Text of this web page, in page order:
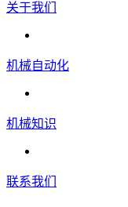
关于我们
机械自动化
机械知识
联系我们